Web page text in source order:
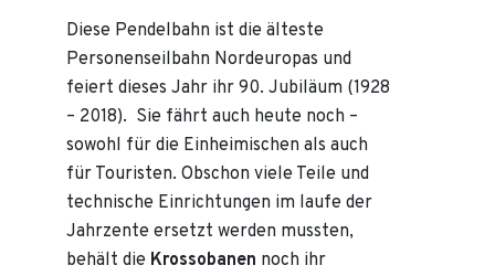
Diese Pendelbahn ist die älteste
Personenseilbahn Nordeuropas und
feiert dieses Jahr ihr 90. Jubiläum (1928
– 2018). Sie fährt auch heute noch –
sowohl für die Einheimischen als auch
für Touristen. Obschon viele Teile und
technische Einrichtungen im laufe der
Jahrzente ersetzt werden mussten,
behält die Krossobanen noch ihr